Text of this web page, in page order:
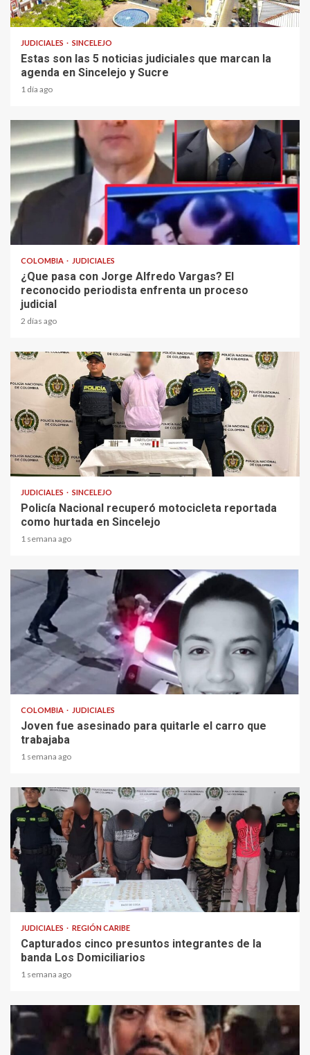
2 min read
JUDICIALES SINCELEJO
Estas son las 5 noticias judiciales que marcan la
agenda en Sincelejo y Sucre
1 día ago
COLOMBIA JUDICIALES
¿Que pasa con Jorge Alfredo Vargas? El
reconocido periodista enfrenta un proceso
judicial
2 días ago
1 min read
JUDICIALES SINCELEJO
Policía Nacional recuperó motocicleta reportada
como hurtada en Sincelejo
1 semana ago
2 min read
COLOMBIA JUDICIALES
Joven fue asesinado para quitarle el carro que
trabajaba
1 semana ago
1 min read
JUDICIALES REGIÓN CARIBE
Capturados cinco presuntos integrantes de la
banda Los Domiciliarios
1 semana ago